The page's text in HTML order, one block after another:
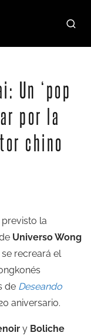
Un ‘pop
por la
chino
previsto la
Universo Wong
recreará el
de Deseando
aniversario.
y Boliche